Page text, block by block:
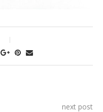
next post